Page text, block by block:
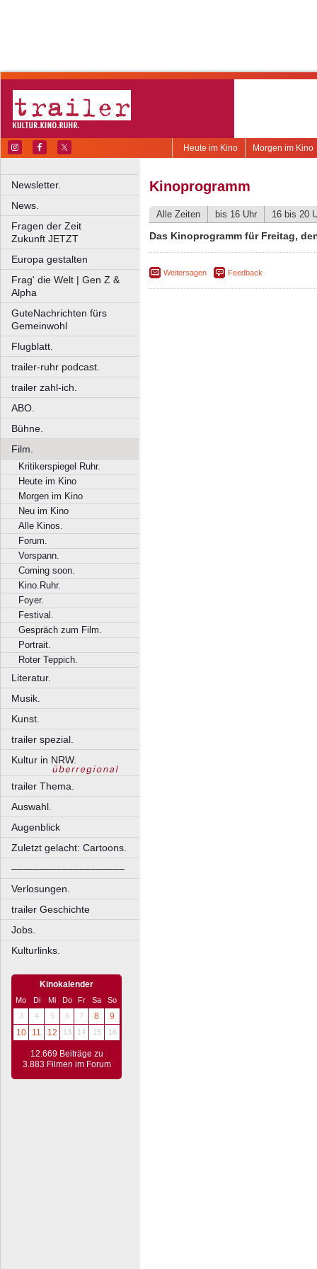
Morgen im Kino
Heute im Kino
Newsletter.
News.
Fragen der Zeit
Zukunft JETZT
Europa gestalten
Frag' die Welt | Gen Z &
Alpha
GuteNachrichten fürs
Gemeinwohl
Flugblatt.
trailer-ruhr podcast.
trailer zahl-ich.
ABO.
Bühne.
Film.
Kritikerspiegel Ruhr.
Heute im Kino
Morgen im Kino
Neu im Kino
Alle Kinos.
Forum.
Vorspann.
Coming soon.
Kino.Ruhr.
Foyer.
Festival.
Gespräch zum Film.
Portrait.
Roter Teppich.
Literatur.
Musik.
Kunst.
trailer spezial.
Kultur in NRW.
trailer Thema.
Auswahl.
Augenblick
Zuletzt gelacht: Cartoons.
––––––––––––––––––––
Verlosungen.
trailer Geschichte
Jobs.
Kulturlinks.
Kinokalender
Mo Di Mi Do Fr Sa
So
3
4 5 6 7 8
9
10
11 12 13 14 15 16
12.669 Beiträge zu
3.883 Filmen im Forum
Kinoprogramm
Alle Zeiten bis 16 Uhr 16 bis 20
Das Kinoprogramm für Freitag,
Weitersagen Feedback